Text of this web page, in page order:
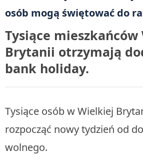
Tysiące
Brytanii otrzymają
bank holiday.
Tysiące osób w Wielkiej
rozpocząć nowy tydzień od
wolnego.